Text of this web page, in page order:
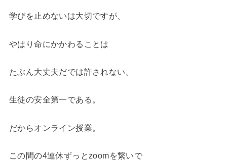
学びを止めないは大切ですが、
やはり命にかかわることは
たぶん大丈夫だでは許されない。
生徒の安全第一である。
だからオンライン授業。
この間の4連休ずっとzoomを繋いで